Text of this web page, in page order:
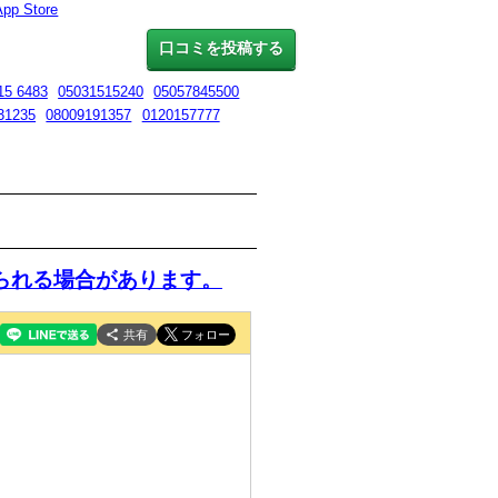
口コミを投稿する
Store
6483 05031515240
05057845500
08009191357 0120157777
る場合があります。
共有